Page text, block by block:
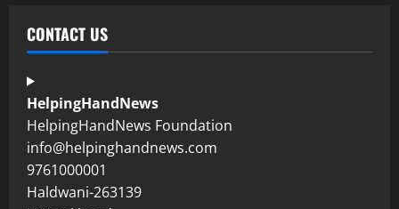
CONTACT US
HelpingHandNews
HelpingHandNews Foundation
info@helpinghandnews.com
9761000001
Haldwani-263139